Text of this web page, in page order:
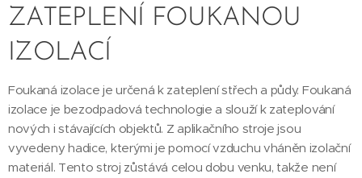
ZATEPLENÍ FOUKANOU
IZOLACÍ
Foukaná izolace je určená k zateplení střech a půdy. Foukaná
izolace je bezodpadová technologie a slouží k zateplování
nových i stávajících objektů. Z aplikačního stroje jsou
vyvedeny hadice, kterými je pomocí vzduchu vháněn izolační
materiál. Tento stroj zůstává celou dobu venku, takže není